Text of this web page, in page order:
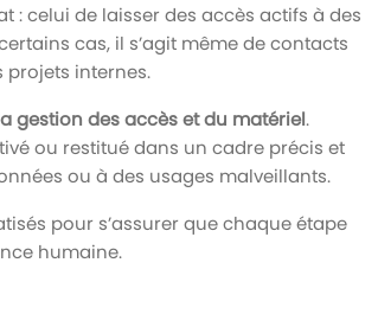
: celui de laisser des accès actifs à des
cas, il s’agit même de contacts
projets internes.
gestion des accès et du matériel.
ou restitué dans un cadre précis et
ou à des usages malveillants.
pour s’assurer que chaque étape
humaine.